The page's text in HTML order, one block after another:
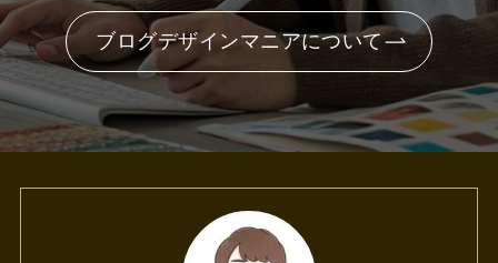
ブログデザインマニアについて